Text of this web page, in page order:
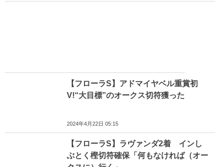
【フローラS】アドマイヤベル重賞初
V!“大目標”のオークス切符獲った
2024年4月22日 05:15
【フローラS】ラヴァンダ2着 インし
ぶとく樫切符確保「何もなければ（オー